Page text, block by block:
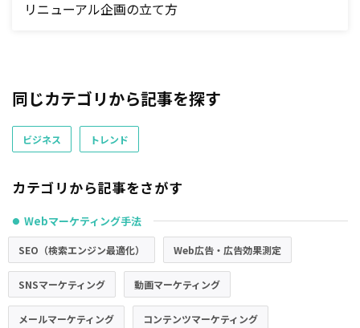
リニューアル企画の立て方
同じカテゴリから記事を探す
ビジネス トレンド
カテゴリから記事をさがす
● Webマーケティング手法
SEO（検索エンジン最適化） Web広告・広告効果測定
SNSマーケティング 動画マーケティング
メールマーケティング コンテンツマーケティング